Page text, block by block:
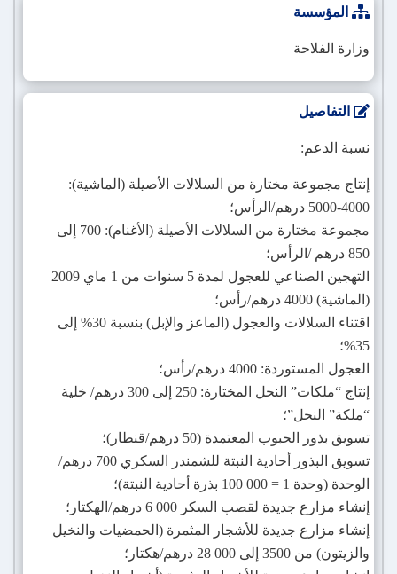
المؤسسة
وزارة الفلاحة
التفاصيل
نسبة الدعم:
إنتاج مجموعة مختارة من السلالات الأصيلة (الماشية):
4000-5000 درهم/الرأس؛
مجموعة مختارة من السلالات الأصيلة (الأغنام): 700 إلى
850 درهم /الرأس؛
التهجين الصناعي للعجول لمدة 5 سنوات من 1 ماي 2009
(الماشية) 4000 درهم/رأس؛
اقتناء السلالات والعجول (الماعز والإبل) بنسبة 30% إلى
35%؛
العجول المستوردة: 4000 درهم/رأس؛
إنتاج “ملكات” النحل المختارة: 250 إلى 300 درهم/ خلية
“ملكة” النحل”؛
تسويق بذور الحبوب المعتمدة (50 درهم/قنطار)؛
تسويق البذور أحادية النبتة للشمندر السكري 700 درهم/
الوحدة (وحدة 1 = 000 100 بذرة أحادية النبتة)؛
إنشاء مزارع جديدة لقصب السكر 000 6 درهم/الهكتار؛
إنشاء مزارع جديدة للأشجار المثمرة (الحمضيات والنخيل
والزيتون) من 3500 إلى 000 28 درهم/هكتار؛